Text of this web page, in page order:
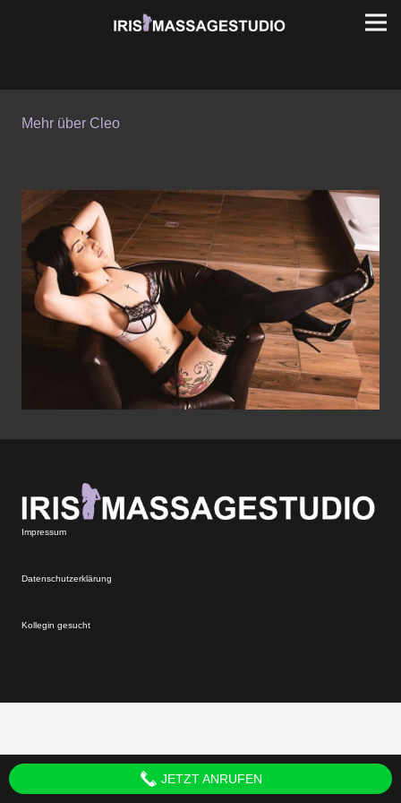
Mehr über Cleo
Impressum
Datenschutzerklärung
Kollegin gesucht
JETZT ANRUFEN